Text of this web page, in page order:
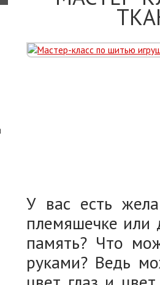
У вас есть
племяшечке или
память? Что
руками? Ведь